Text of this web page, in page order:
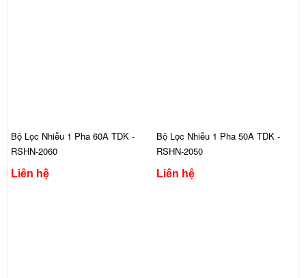
Bộ Lọc Nhiễu 1 Pha 60A TDK -
RSHN-2060
Liên hệ
Bộ Lọc Nhiễu 1 Pha 50A TDK -
RSHN-2050
Liên hệ